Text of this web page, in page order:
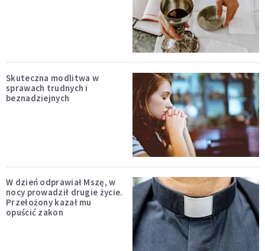
Skuteczna modlitwa w
sprawach trudnych i
beznadziejnych
W dzień odprawiał Mszę, w
nocy prowadził drugie życie.
Przełożony kazał mu
opuścić zakon